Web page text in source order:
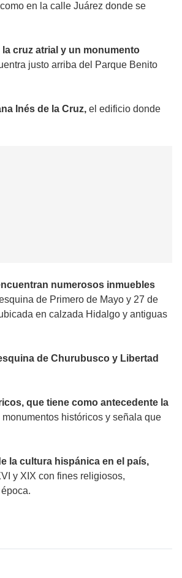
en la calle Juárez donde se
cruz atrial y un monumento
justo arriba del Parque Benito
Inés de la Cruz, el edificio donde
numerosos inmuebles
de Primero de Mayo y 27 de
en calzada Hidalgo y antiguas
de Churubusco y Libertad
que tiene como antecedente la
históricos y señala que
la cultura hispánica en el país,
y XIX con fines religiosos,